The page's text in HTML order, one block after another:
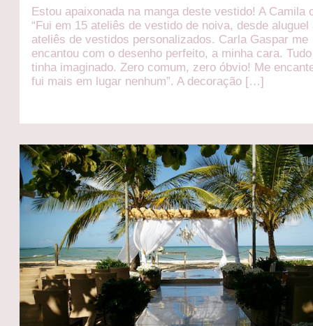
Estou apaixonada na manga deste vestido! A Camila
“Fui em 15 ateliês de vestido de noiva, desde aluguel
ateliês de vestidos personalizados. Carla Gaspar me
encantou com o desenho perfeito, a minha cara.
tinha imaginado. Zero comum, zero óbvio! Me
fui mais em lugar nenhum”. A decoração […]